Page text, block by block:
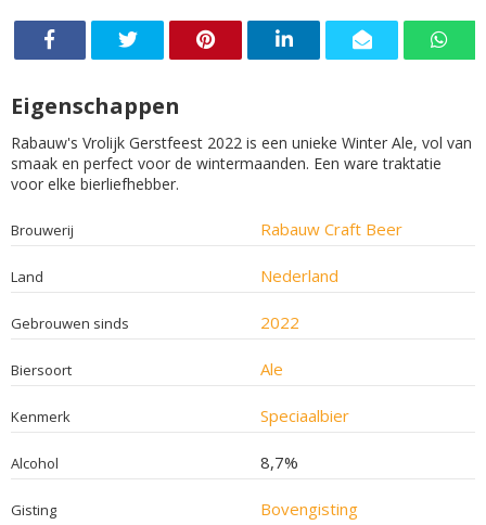
Eigenschappen
Rabauw's Vrolijk Gerstfeest 2022 is een unieke Winter Ale, vol van
smaak en perfect voor de wintermaanden. Een ware traktatie
voor elke bierliefhebber.
Brouwerij Rabauw Craft Beer
Land Nederland
Gebrouwen sinds 2022
Biersoort Ale
Kenmerk Speciaalbier
Alcohol 8,7%
Gisting Bovengisting